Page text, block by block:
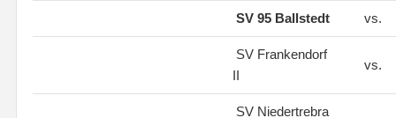
SV 95 Ballstedt vs.
SV Frankendorf
II
vs.
SV Niedertrebra